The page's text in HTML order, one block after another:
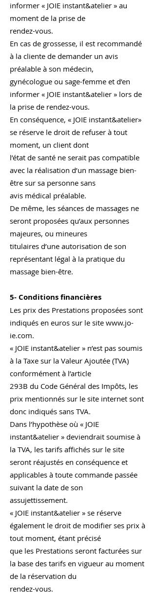
informer « JOIE instant&atelier » au
moment de la prise de
rendez-vous.
En cas de grossesse, il est recommandé
à la cliente de demander un avis
préalable à son médecin,
gynécologue ou sage-femme et d’en
informer « JOIE instant&atelier » lors de
la prise de rendez-vous.
En conséquence, « JOIE instant&atelier»
se réserve le droit de refuser à tout
moment, un client dont
l’état de santé ne serait pas compatible
avec la réalisation d’un massage bien-
être sur sa personne sans
avis médical préalable.
De même, les séances de massages ne
seront proposées qu’aux personnes
majeures, ou mineures
titulaires d’une autorisation de son
représentant légal à la pratique du
massage bien-être.
5- Conditions financières
Les prix des Prestations proposées sont
indiqués en euros sur le site www.jo-
ie.com.
« JOIE instant&atelier » n’est pas soumis
à la Taxe sur la Valeur Ajoutée (TVA)
conformément à l’article
293B du Code Général des Impôts, les
prix mentionnés sur le site internet sont
donc indiqués sans TVA.
Dans l’hypothèse où « JOIE
instant&atelier » deviendrait soumise à
la TVA, les tarifs affichés sur le site
seront réajustés en conséquence et
applicables à toute commande passée
suivant la date de son
assujettissement.
« JOIE instant&atelier » se réserve
également le droit de modifier ses prix à
tout moment, étant précisé
que les Prestations seront facturées sur
la base des tarifs en vigueur au moment
de la réservation du
rendez-vous.